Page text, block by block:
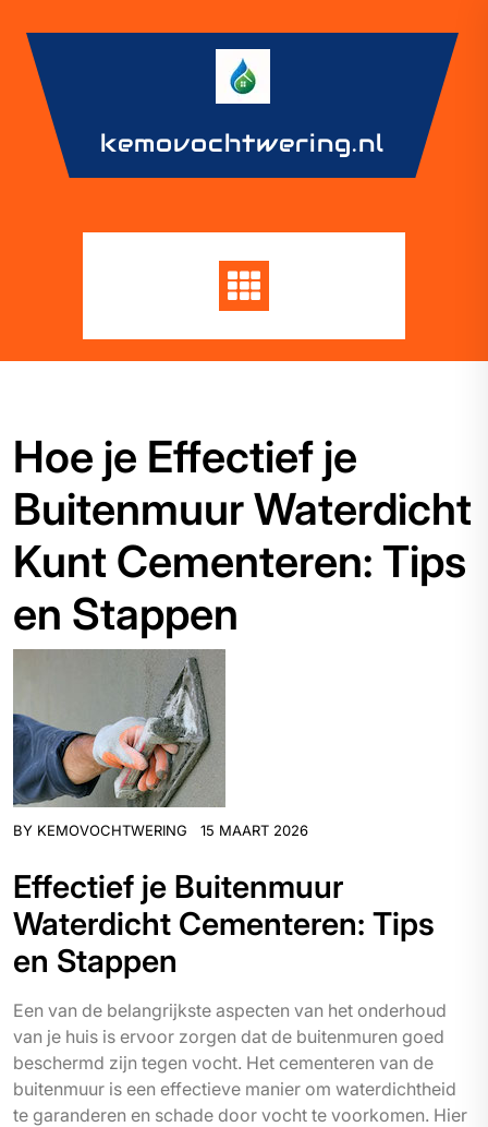
content
kemovochtwering.nl
Hoe je Effectief je
Buitenmuur Waterdicht
Kunt Cementeren: Tips
en Stappen
BY KEMOVOCHTWERING 15 MAART 2026
Effectief je Buitenmuur
Waterdicht Cementeren: Tips
en Stappen
Een van de belangrijkste aspecten van het onderhoud
van je huis is ervoor zorgen dat de buitenmuren goed
beschermd zijn tegen vocht. Het cementeren van de
buitenmuur is een effectieve manier om waterdichtheid
te garanderen en schade door vocht te voorkomen. Hier